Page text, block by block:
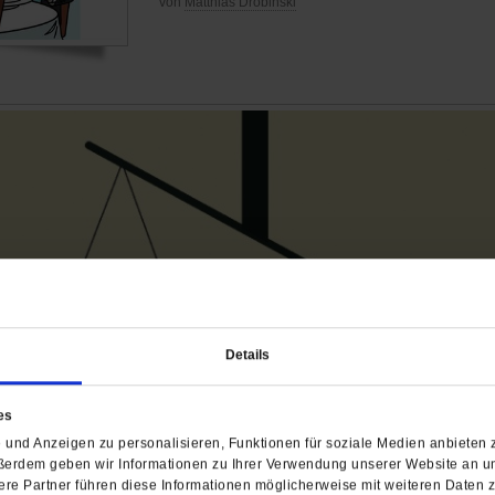
Details
Anzeigen zu personalisieren, Funktionen für soziale Medien anbieten
geben wir Informationen zu Ihrer Verwendung unserer Website an
Partner führen diese Informationen möglicherweise mit weiteren Daten